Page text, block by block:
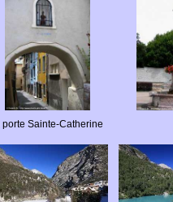
porte Sainte-Catherine